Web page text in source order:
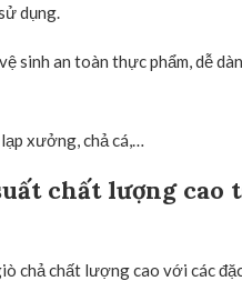
dụng.
sinh an toàn thực phẩm, dễ
xưởng, chả cá,…
chất lượng cao
chả chất lượng cao với các